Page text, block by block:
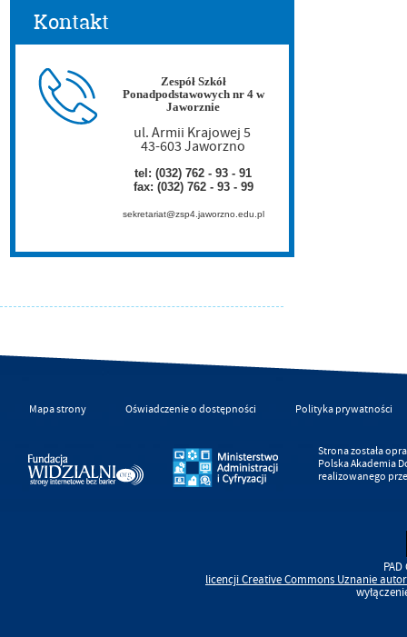
Kontakt
Zespół Szkół
Ponadpodstawowych nr 4 w
Jaworznie
ul. Armii Krajowej 5
43-603 Jaworzno
tel: (032) 762 - 93 - 91
fax: (032) 762 - 93 - 99
sekretariat@zsp4.jaworzno.edu.pl
Mapa strony Oświadczenie o dostępności Polityka prywatności
Strona została
Polska Akademia
realizowanego
licencjiCreative Commons Uznanie